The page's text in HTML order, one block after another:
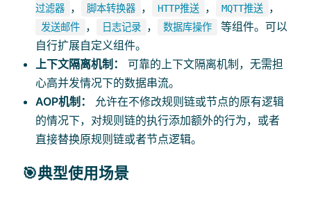
过滤器 ， 脚本转换器 ， HTTP推送 ， MQTT推送 ，
发送邮件 ， 日志记录 ， 数据库操作
等组件。可以
自行扩展自定义组件。
上下文隔离机制：
可靠的上下文隔离机制，无需担
心高并发情况下的数据串流。
AOP机制：
允许在不修改规则链或节点的原有逻辑
的情况下，对规则链的执行添加额外的行为，或者
直接替换原规则链或者节点逻辑。
🎯典型使用场景